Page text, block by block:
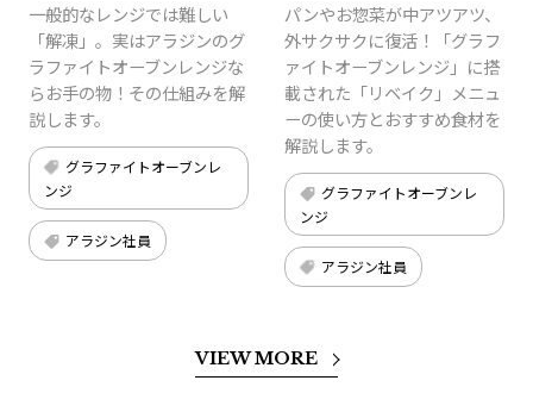
一般的なレンジでは難しい
「解凍」。実はアラジンのグ
ラファイトオーブンレンジな
らお手の物！その仕組みを解
説します。
グラファイトオーブンレ
ンジ
アラジン社員
パンやお惣菜が中アツアツ、
外サクサクに復活！「グラフ
ァイトオーブンレンジ」に搭
載された「リベイク」メニュ
ーの使い方とおすすめ食材を
解説します。
グラファイトオーブンレ
ンジ
アラジン社員
VIEW MORE